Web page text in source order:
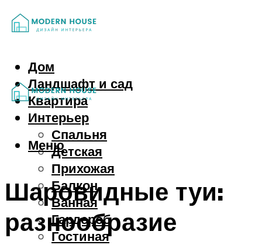
Дом
Ландшафт и сад
Квартира
Интерьер
Спальня
Детская
Прихожая
Балкон
Ванная
Гардероб
Гостиная
Меню
Шаровидные туи:
разнообразие